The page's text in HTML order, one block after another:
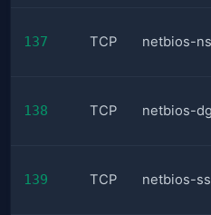
137 TCP netbios-ns
138 TCP netbios-
139 TCP netbios-